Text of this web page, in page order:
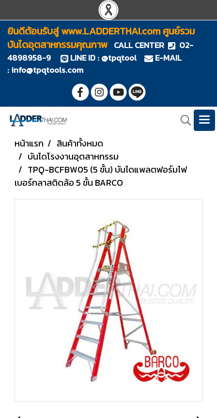
ยินดีต้อนรับสู่ www.LADDERTHAI.com ศูนย์รวม
บันไดอุตสาหกรรมคุณภาพ CALL CENTER
02-
4898958-9
LINE ID : @tpqtool
E-MAIL
:info@tpqtools.com
หน้าแรก
สินค้าทั้งหมด
บันไดโรงงานอุตสาหกรรม
TPQ-BCFBW05 (5 ขั้น) บันไดแพลตฟอร์มไฟ
เบอร์กลาสติดล้อ 5 ขั้น BARCO